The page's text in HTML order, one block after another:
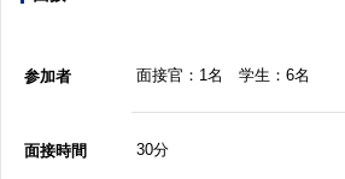
参加者 面接官：1名 学生：6名
面接時間 30分